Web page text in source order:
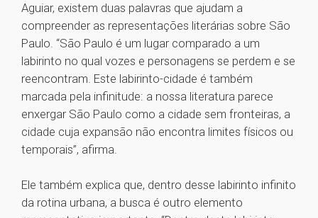
Aguiar, existem duas palavras que ajudam a
compreender as representações literárias sobre São
Paulo. “São Paulo é um lugar comparado a um
labirinto no qual vozes e personagens se perdem e se
reencontram. Este labirinto-cidade é também
marcada pela infinitude: a nossa literatura parece
enxergar São Paulo como a cidade sem fronteiras, a
cidade cuja expansão não encontra limites físicos ou
temporais”, afirma.
Ele também explica que, dentro desse labirinto infinito
da rotina urbana, a busca é outro elemento